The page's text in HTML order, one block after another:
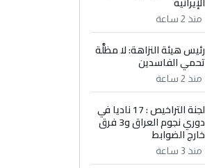
منذ 2 ساعة
رئيس هيئة النزاهة: لا مظلَّة
تحمي الفاسدين
منذ 2 ساعة
لجنة التراخيص : 17 ناديا في
دوري نجوم العراق و3 فرق
خارج الضوابط
منذ 3 ساعة